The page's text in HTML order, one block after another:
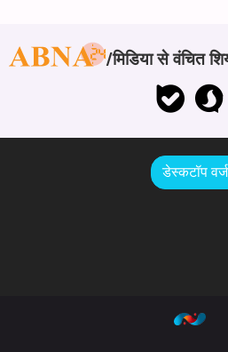
मिडिया से वंचित
डेस्कटॉप